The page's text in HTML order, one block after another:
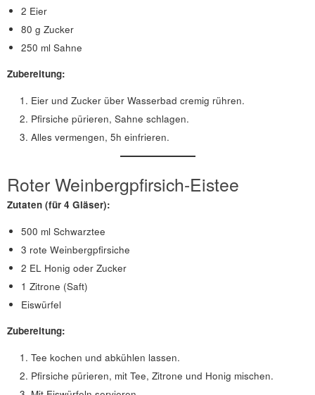
2 Eier
80 g Zucker
250 ml Sahne
Zubereitung:
Eier und Zucker über Wasserbad cremig rühren.
Pfirsiche pürieren, Sahne schlagen.
Alles vermengen, 5h einfrieren.
Roter Weinbergpfirsich-Eistee
Zutaten (für 4 Gläser):
500 ml Schwarztee
3 rote Weinbergpfirsiche
2 EL Honig oder Zucker
1 Zitrone (Saft)
Eiswürfel
Zubereitung:
Tee kochen und abkühlen lassen.
Pfirsiche pürieren, mit Tee, Zitrone und Honig mischen.